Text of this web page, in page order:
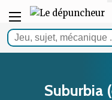
Suburbia